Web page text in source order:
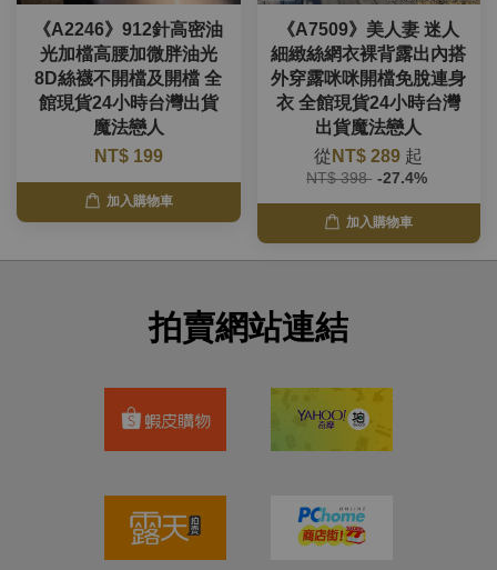
《A2246》912針高密油
光加檔高腰加微胖油光
8D絲襪不開檔及開檔 全
館現貨24小時台灣出貨
魔法戀人
NT$ 199
加入購物車
《A7509》美人妻 迷人
細緻絲網衣裸背露出內搭
外穿露咪咪開檔免脫連身
衣 全館現貨24小時台灣
出貨魔法戀人
從 NT$ 289 起
NT$ 398 -27.4%
加入購物車
拍賣網站連結